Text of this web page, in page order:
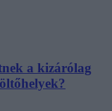
a kizárólag